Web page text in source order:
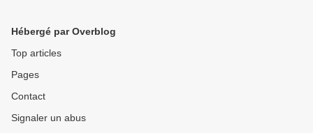
Hébergé par Overblog
Top articles
Pages
Contact
Signaler un abus